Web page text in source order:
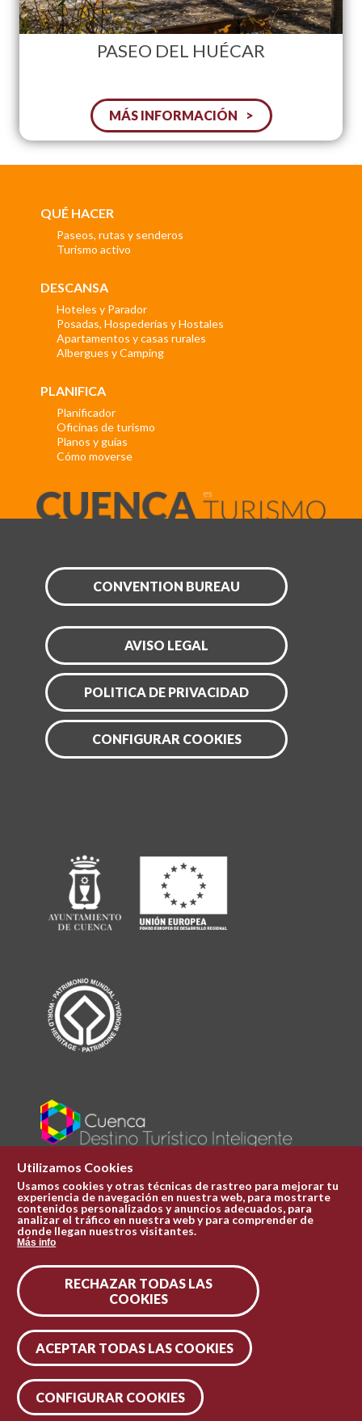
PASEO DEL HUÉCAR
MÁS INFORMACIÓN
QUÉ HACER
Paseos, rutas y senderos
Turismo activo
DESCANSA
Hoteles y Parador
Posadas, Hospederías y Hostales
Apartamentos y casas rurales
Albergues y Camping
PLANIFICA
Planificador
Oficinas de turismo
Planos y guías
Cómo moverse
CONVENTION BUREAU
AVISO LEGAL
POLITICA DE PRIVACIDAD
CONFIGURAR COOKIES
Plaza Mayor 1
969 241 051
ofi.turismo@cuenca.es
Síguenos en las redes
Utilizamos Cookies
Usamos cookies y otras técnicas de rastreo para mejorar tu
experiencia de navegación en nuestra web, para mostrarte
contenidos personalizados y anuncios adecuados, para
analizar el tráfico en nuestra web y para comprender de
donde llegan nuestros visitantes.
Más info
RECHAZAR TODAS LAS
COOKIES
ACEPTAR TODAS LAS COOKIES
CONFIGURAR COOKIES